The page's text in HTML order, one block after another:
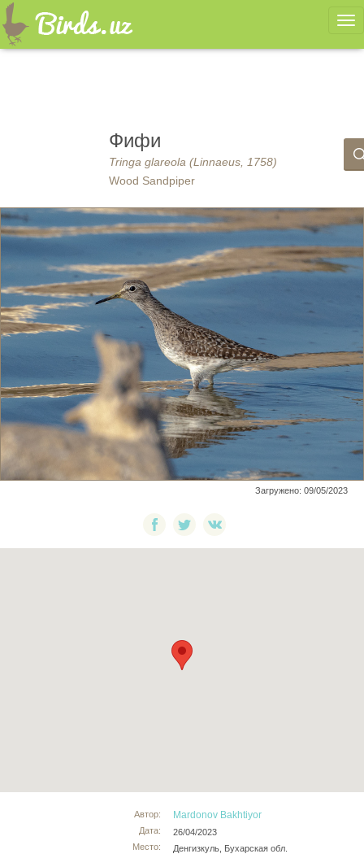
Фифи
Tringa glareola (Linnaeus, 1758)
Wood Sandpiper
Загружено: 09/05/2023
Автор:
Дата:
Место:
Mardonov Bakhtiyor
26/04/2023
Денгизкуль, Бухарская обл.